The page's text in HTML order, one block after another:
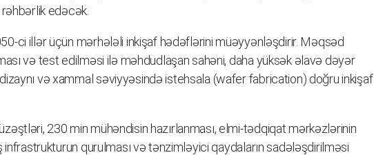
edəcək.
ci illər üçün mərhələli inkişaf hədəflərini müəyyənləşdirir. Məqsəd
və test edilməsi ilə məhdudlaşan sahəni, daha yüksək əlavə dəyər
və xammal səviyyəsində istehsala (wafer fabrication) doğru inkişaf
230 min mühəndisin hazırlanması, elmi-tədqiqat mərkəzlərinin
infrastrukturun qurulması və tənzimləyici qaydaların sadələşdirilməsi